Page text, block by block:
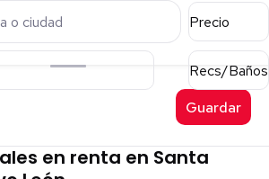
o ciudad Precio
Recs/Baños
Guardar
en renta en Santa